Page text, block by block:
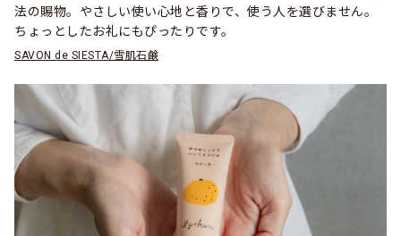
法の賜物。やさしい使い心地と香りで、使う人を選びません。
ちょっとしたお礼にもぴったりです。
SAVON de SIESTA/雪肌石鹸